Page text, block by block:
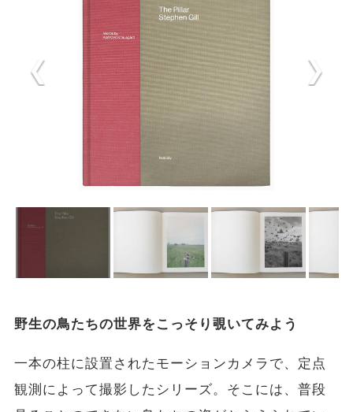
野生の鳥たちの世界をこっそり覗いてみよう
一本の柱に設置されたモーションカメラで、定点
観測によって撮影したシリーズ。そこには、普段